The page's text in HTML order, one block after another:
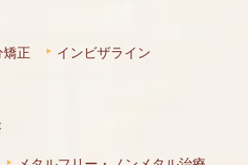
矯正
インビザライン